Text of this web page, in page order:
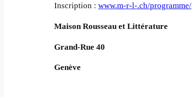
Inscription : www.m-r-l-.ch/programme/
Maison Rousseau et Littérature
Grand-Rue 40
Genève